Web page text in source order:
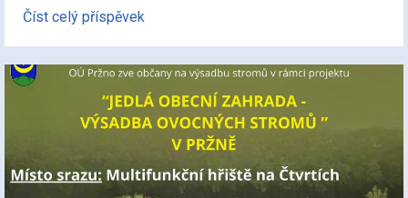
Číst celý příspěvek